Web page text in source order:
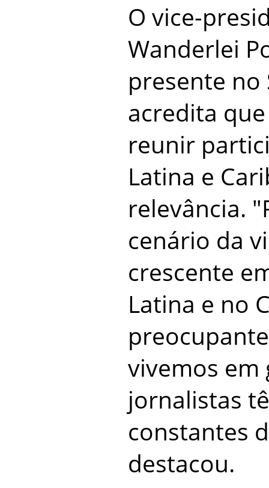
O vice-
Wanderlei
presente no
acredita
reunir
Latina e
relevância.
cenário da
crescente
Latina e no
vivemos em
jornalistas
constantes
destacou.